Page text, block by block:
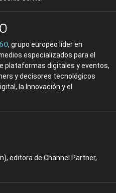
, grupo europeo líder en
especializados para el
plataformas digitales y eventos,
y decisores tecnológicos
la Innovación y el
editora de Channel Partner,